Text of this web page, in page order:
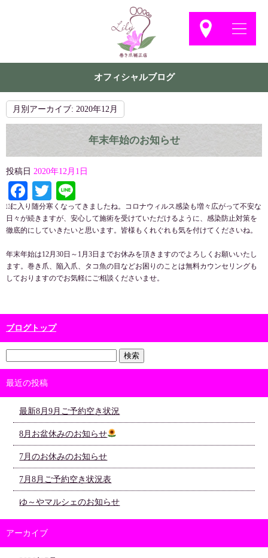
オフィシャルブログ
月別アーカイブ: 2020年12月
年末年始のお知らせ
投稿日 2020年12月1日
Facebook
Twitter
㋋に入り随分寒くなってきましたね。コロナウィルス感染も増々広がって不安な
日々が続きますが、安心して施術を受けていただけるように、感染防止対策を
徹底的にしていきたいと思います。皆様もくれぐれも気を付けてくださいね。
年末年始は12月30日～1月3日までお休みを頂きますのでよろしくお願いいたし
ます。巻き爪、陥入爪、タコ魚の目などお困りのことは無料カウンセリングも
しておりますのでお気軽にご相談くださいませ。
ブログトップ
最近の投稿
最新8月9月ご予約空き状況
8月お盆休みのお知らせ
7月のお休みのお知らせ
7月8月ご予約空き状況表
ゆ～やマルシェのお知らせ
アーカイブ